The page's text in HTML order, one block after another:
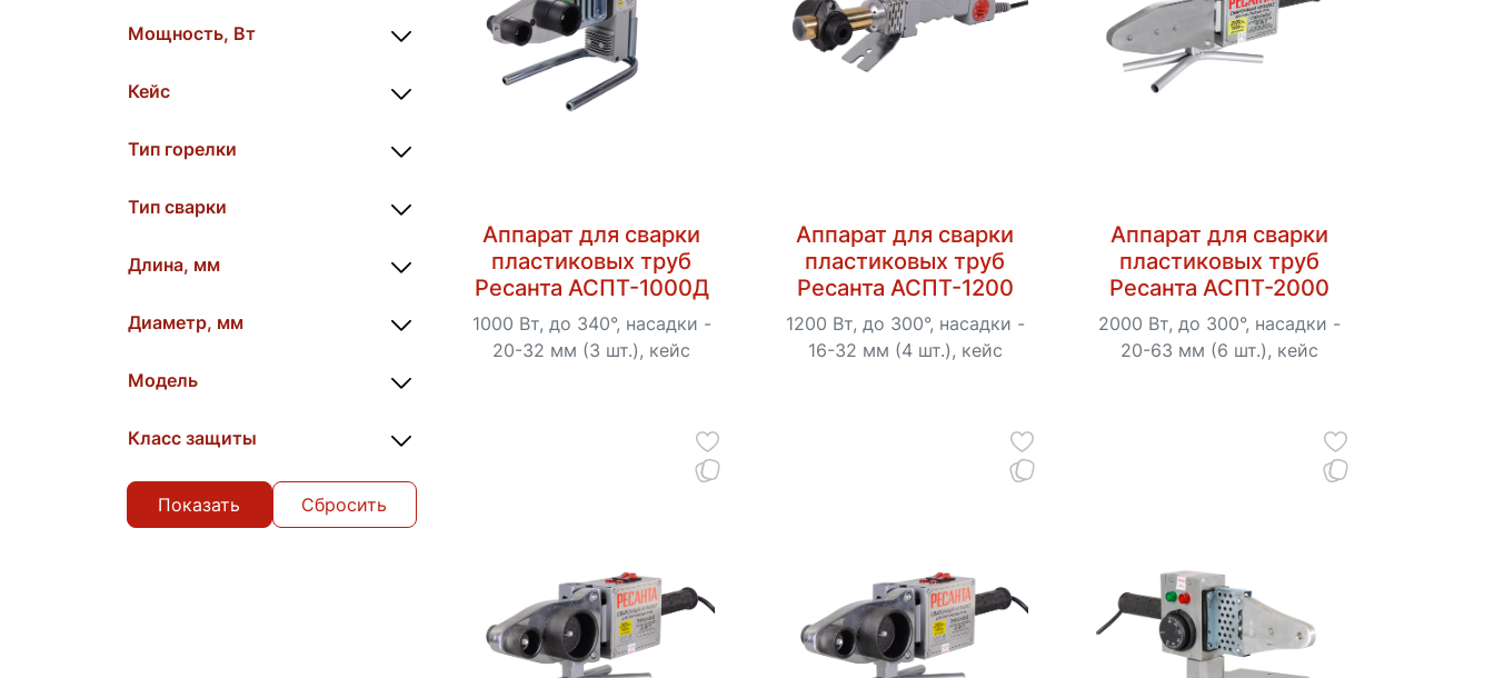
Мощность, Вт
Кейс
Тип горелки
Тип сварки
Длина, мм
Диаметр, мм
Модель
Класс защиты
Сбросить
Аппарат для сварки
пластиковых труб
Ресанта АСПТ-1000Д
1000 Вт, до 340°, насадки -
20-32 мм (3 шт.), кейс
Аппарат для сварки
пластиковых труб
Ресанта АСПТ-1200
1200 Вт, до 300°, насадки -
16-32 мм (4 шт.), кейс
Аппарат для сварки
пластиковых труб
Ресанта АСПТ-2000
2000 Вт, до 300°, насадки -
20-63 мм (6 шт.), кейс